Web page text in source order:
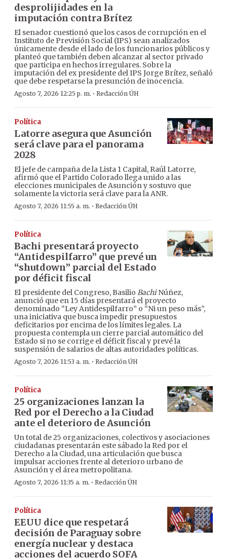
desprolijidades en la
imputación contra Brítez
El senador cuestionó que los casos de corrupción en el
Instituto de Previsión Social (IPS) sean analizados
únicamente desde el lado de los funcionarios públicos y
planteó que también deben alcanzar al sector privado
que participa en hechos irregulares. Sobre la
imputación del ex presidente del IPS Jorge Brítez, señaló
que debe respetarse la presunción de inocencia.
Agosto 7, 2026 12:25 p. m. · Redacción ÚH
Política
Latorre asegura que Asunción
será clave para el panorama
2028
El jefe de campaña de la Lista 1 Capital, Raúl Latorre,
afirmó que el Partido Colorado llega unido a las
elecciones municipales de Asunción y sostuvo que
solamente la victoria será clave para la ANR.
Agosto 7, 2026 11:55 a. m. · Redacción ÚH
Política
Bachi presentará proyecto
“Antidespilfarro” que prevé un
“shutdown” parcial del Estado
por déficit fiscal
El presidente del Congreso, Basilio BachiNúñez,
anunció que en 15 días presentará el proyecto
denominado “Ley Antidespilfarro” o “Ni un peso más”,
una iniciativa que busca impedir presupuestos
deficitarios por encima de los límites legales. La
propuesta contempla un cierre parcial automático del
Estado si no se corrige el déficit fiscal y prevé la
suspensión de salarios de altas autoridades políticas.
Agosto 7, 2026 11:53 a. m. · Redacción ÚH
Política
25 organizaciones lanzan la
Red por el Derecho a la Ciudad
ante el deterioro de Asunción
Un total de 25 organizaciones, colectivos y asociaciones
ciudadanas presentarán este sábado la Red por el
Derecho a la Ciudad, una articulación que busca
impulsar acciones frente al deterioro urbano de
Asunción y el área metropolitana.
Agosto 7, 2026 11:35 a. m. · Redacción ÚH
Política
EEUU dice que respetará
decisión de Paraguay sobre
energía nuclear y destaca
acciones del acuerdo SOFA